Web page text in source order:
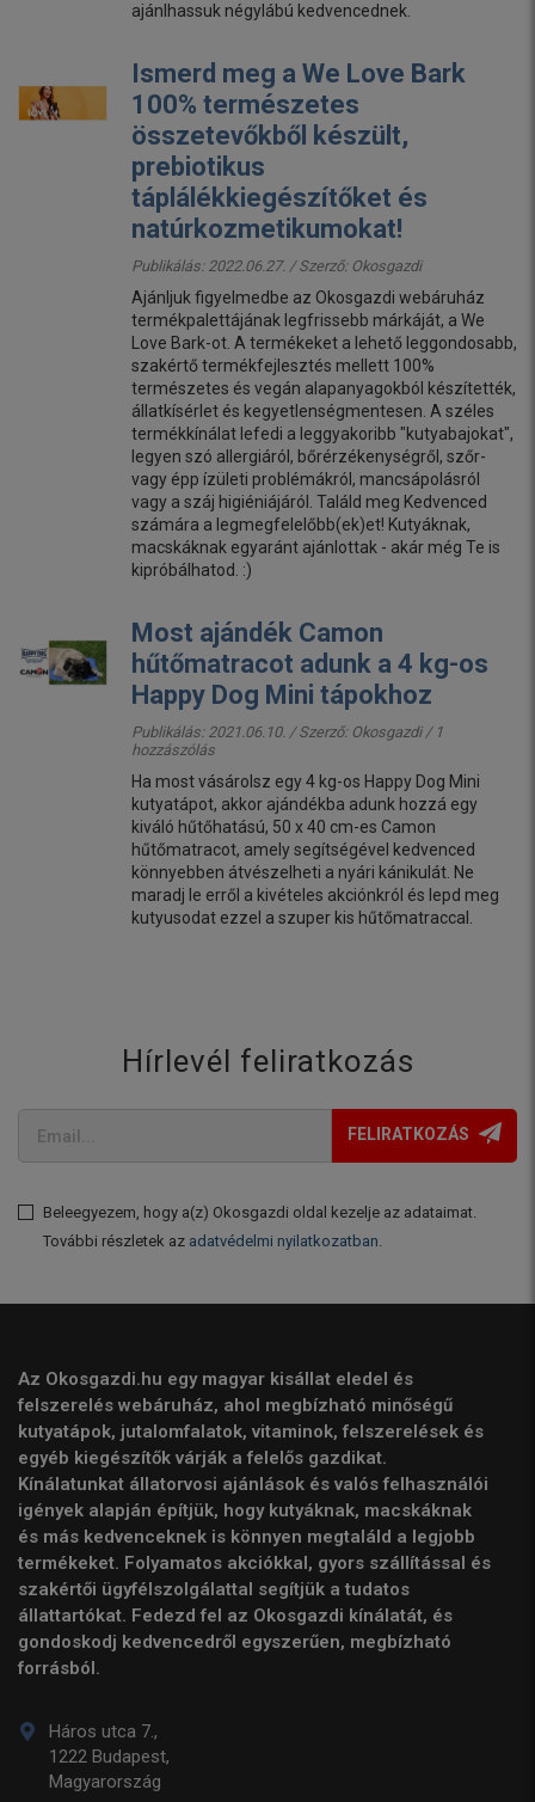
ajánlhassuk négylábú kedvencednek.
Ismerd meg a We Love Bark
100% természetes
összetevőkből készült,
prebiotikus
táplálékkiegészítőket és
natúrkozmetikumokat!
Publikálás: 2022.06.27. / Szerző: Okosgazdi
Ajánljuk figyelmedbe az Okosgazdi webáruház
termékpalettájának legfrissebb márkáját, a We
Love Bark-ot. A termékeket a lehető leggondosabb,
szakértő termékfejlesztés mellett 100%
természetes és vegán alapanyagokból készítették,
állatkísérlet és kegyetlenségmentesen. A széles
termékkínálat lefedi a leggyakoribb "kutyabajokat",
legyen szó allergiáról, bőrérzékenységről, szőr-
vagy épp ízületi problémákról, mancsápolásról
vagy a száj higiéniájáról. Találd meg Kedvenced
számára a legmegfelelőbb(ek)et! Kutyáknak,
macskáknak egyaránt ajánlottak - akár még Te is
kipróbálhatod. :)
Most ajándék Camon
hűtőmatracot adunk a 4 kg-os
Happy Dog Mini tápokhoz
Publikálás: 2021.06.10. / Szerző: Okosgazdi / 1
hozzászólás
Ha most vásárolsz egy 4 kg-os Happy Dog Mini
kutyatápot, akkor ajándékba adunk hozzá egy
kiváló hűtőhatású, 50 x 40 cm-es Camon
hűtőmatracot, amely segítségével kedvenced
könnyebben átvészelheti a nyári kánikulát. Ne
maradj le erről a kivételes akciónkról és lepd meg
kutyusodat ezzel a szuper kis hűtőmatraccal.
Hírlevél feliratkozás
FELIRATKOZÁS
Beleegyezem, hogy a(z) Okosgazdi oldal kezelje az adataimat.
További részletek az adatvédelmi nyilatkozatban.
Az Okosgazdi.hu egy magyar kisállat eledel és
felszerelés webáruház, ahol megbízható minőségű
kutyatápok, jutalomfalatok, vitaminok, felszerelések és
egyéb kiegészítők várják a felelős gazdikat.
Kínálatunkat állatorvosi ajánlások és valós felhasználói
igények alapján építjük, hogy kutyáknak, macskáknak
és más kedvenceknek is könnyen megtaláld a legjobb
termékeket. Folyamatos akciókkal, gyors szállítással és
szakértői ügyfélszolgálattal segítjük a tudatos
állattartókat. Fedezd fel az Okosgazdi kínálatát, és
gondoskodj kedvencedről egyszerűen, megbízható
forrásból.
Háros utca 7.,
1222 Budapest,
Magyarország